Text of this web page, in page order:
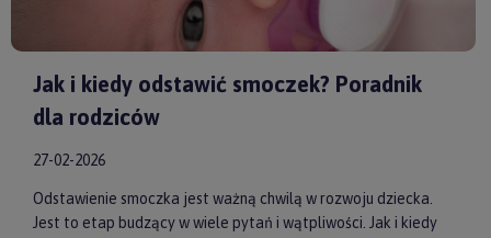
Jak i kiedy odstawić smoczek? Poradnik
dla rodziców
27-02-2026
Odstawienie smoczka jest ważną chwilą w rozwoju dziecka.
Jest to etap budzący w wiele pytań i wątpliwości. Jak i kiedy